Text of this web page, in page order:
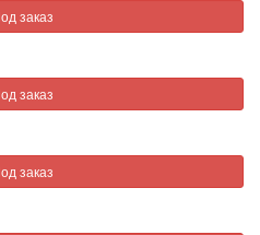
заказ
заказ
заказ